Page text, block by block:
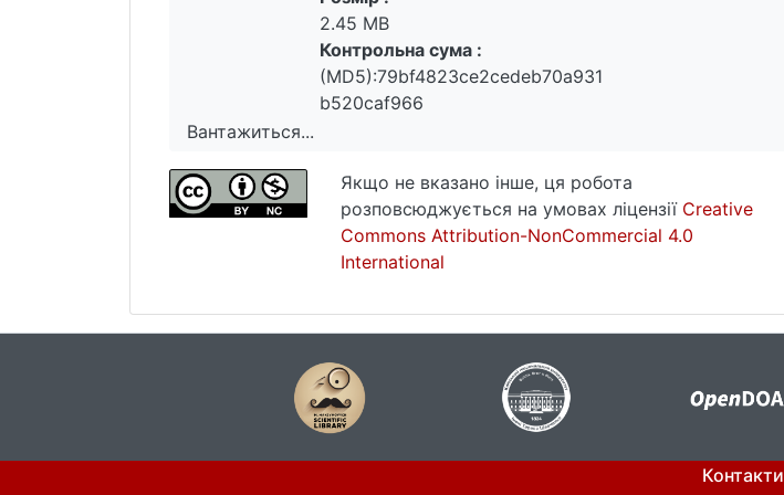
Вантажиться...
Вантажиться...
2.45 MB
Контрольна сума :
(MD5):79bf4823ce2cedeb70a931
b520caf966
Якщо не вказано інше, ця робота
розповсюджується на умовах ліцензії Creative
Commons Attribution-NonCommercial 4.0
International
Контакти